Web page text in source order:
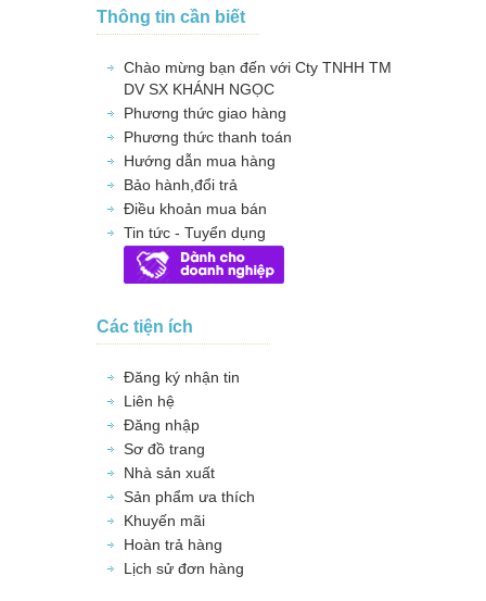
Thông tin cần biết
Chào mừng bạn đến với Cty TNHH TM
DV SX KHÁNH NGỌC
Phương thức giao hàng
Phương thức thanh toán
Hướng dẫn mua hàng
Bảo hành,đổi trả
Điều khoản mua bán
Tin tức - Tuyển dụng
Các tiện ích
Đăng ký nhận tin
Liên hệ
Đăng nhập
Sơ đồ trang
Nhà sản xuất
Sản phẩm ưa thích
Khuyến mãi
Hoàn trả hàng
Lịch sử đơn hàng